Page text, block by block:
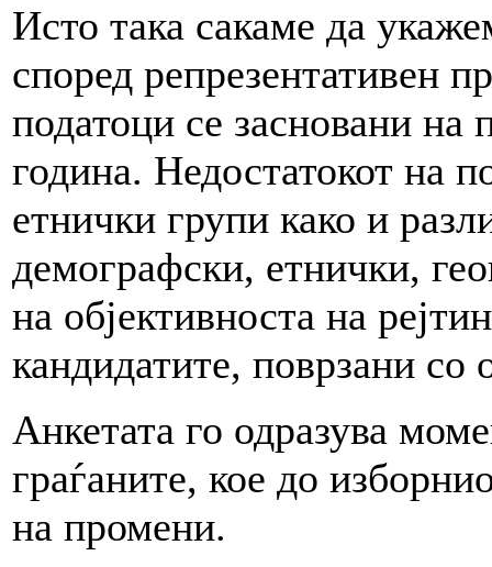
Исто така сакаме да
според репрезентативен
податоци се засновани на
година. Недостатокот на
етнички групи како и
демографски, етнички,
на објективноста на
кандидатите, поврзани со
Анкетата го одразува
граѓаните, кое до
на промени.